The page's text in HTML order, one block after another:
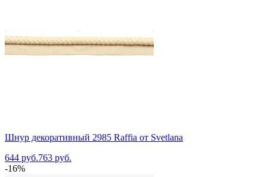
Шнур декоративный 2985 Raffia от Svetlana
644 руб.763 руб.
-16%